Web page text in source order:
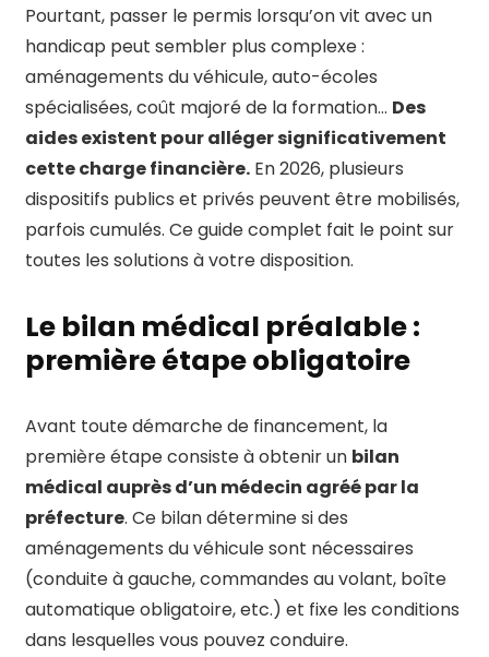
Pourtant, passer le permis lorsqu’on vit avec un
handicap peut sembler plus complexe :
aménagements du véhicule, auto-écoles
spécialisées, coût majoré de la formation… Des
aides existent pour alléger significativement
cette charge financière. En 2026, plusieurs
dispositifs publics et privés peuvent être mobilisés,
parfois cumulés. Ce guide complet fait le point sur
toutes les solutions à votre disposition.
Le bilan médical préalable :
première étape obligatoire
Avant toute démarche de financement, la
première étape consiste à obtenir un bilan
médical auprès d’un médecin agréé par la
préfecture. Ce bilan détermine si des
aménagements du véhicule sont nécessaires
(conduite à gauche, commandes au volant, boîte
automatique obligatoire, etc.) et fixe les conditions
dans lesquelles vous pouvez conduire.